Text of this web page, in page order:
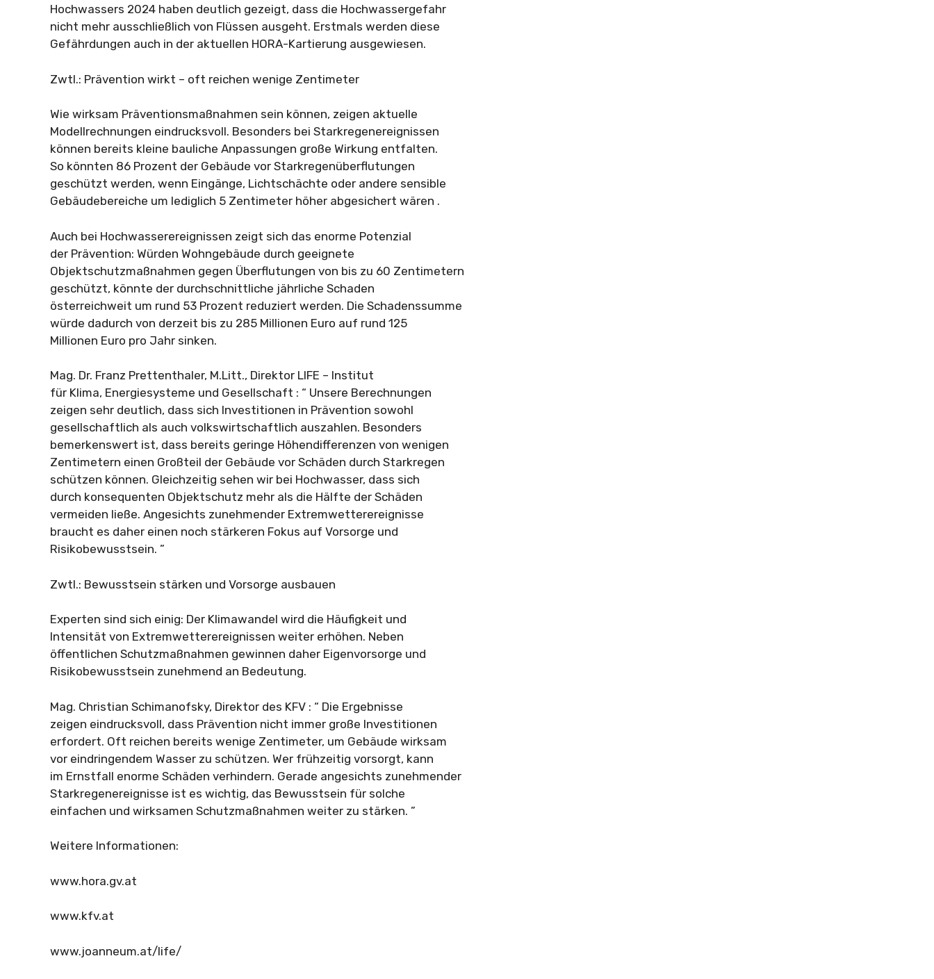
Hochwassers 2024 haben deutlich gezeigt, dass die Hochwassergefahr
nicht mehr ausschließlich von Flüssen ausgeht. Erstmals werden diese
Gefährdungen auch in der aktuellen HORA-Kartierung ausgewiesen.
Zwtl.: Prävention wirkt – oft reichen wenige Zentimeter
Wie wirksam Präventionsmaßnahmen sein können, zeigen aktuelle
Modellrechnungen eindrucksvoll. Besonders bei Starkregenereignissen
können bereits kleine bauliche Anpassungen große Wirkung entfalten.
So könnten 86 Prozent der Gebäude vor Starkregenüberflutungen
geschützt werden, wenn Eingänge, Lichtschächte oder andere sensible
Gebäudebereiche um lediglich 5 Zentimeter höher abgesichert wären .
Auch bei Hochwasserereignissen zeigt sich das enorme Potenzial
der Prävention: Würden Wohngebäude durch geeignete
Objektschutzmaßnahmen gegen Überflutungen von bis zu 60 Zentimetern
geschützt, könnte der durchschnittliche jährliche Schaden
österreichweit um rund 53 Prozent reduziert werden. Die Schadenssumme
würde dadurch von derzeit bis zu 285 Millionen Euro auf rund 125
Millionen Euro pro Jahr sinken.
Mag. Dr. Franz Prettenthaler, M.Litt., Direktor LIFE – Institut
für Klima, Energiesysteme und Gesellschaft : “ Unsere Berechnungen
zeigen sehr deutlich, dass sich Investitionen in Prävention sowohl
gesellschaftlich als auch volkswirtschaftlich auszahlen. Besonders
bemerkenswert ist, dass bereits geringe Höhendifferenzen von wenigen
Zentimetern einen Großteil der Gebäude vor Schäden durch Starkregen
schützen können. Gleichzeitig sehen wir bei Hochwasser, dass sich
durch konsequenten Objektschutz mehr als die Hälfte der Schäden
vermeiden ließe. Angesichts zunehmender Extremwetterereignisse
braucht es daher einen noch stärkeren Fokus auf Vorsorge und
Risikobewusstsein. ”
Zwtl.: Bewusstsein stärken und Vorsorge ausbauen
Experten sind sich einig: Der Klimawandel wird die Häufigkeit und
Intensität von Extremwetterereignissen weiter erhöhen. Neben
öffentlichen Schutzmaßnahmen gewinnen daher Eigenvorsorge und
Risikobewusstsein zunehmend an Bedeutung.
Mag. Christian Schimanofsky, Direktor des KFV : “ Die Ergebnisse
zeigen eindrucksvoll, dass Prävention nicht immer große Investitionen
erfordert. Oft reichen bereits wenige Zentimeter, um Gebäude wirksam
vor eindringendem Wasser zu schützen. Wer frühzeitig vorsorgt, kann
im Ernstfall enorme Schäden verhindern. Gerade angesichts zunehmender
Starkregenereignisse ist es wichtig, das Bewusstsein für solche
einfachen und wirksamen Schutzmaßnahmen weiter zu stärken. ”
Weitere Informationen:
www.hora.gv.at
www.kfv.at
www.joanneum.at/life/